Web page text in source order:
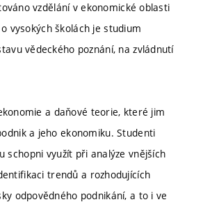
vzdělání v ekonomické oblasti
vysokých školách je studium
vědeckého poznání, na zvládnutí
a daňové teorie, které jim
a jeho ekonomiku. Studenti
schopni využít při analýze vnějších
trendů a rozhodujících
odpovědného podnikání, a to i ve